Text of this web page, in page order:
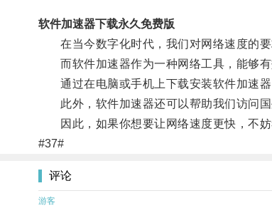
软件加速器下载永久免费版
在当今数字化时代，我们对网络速度的要
而软件加速器作为一种网络工具，能够有
通过在电脑或手机上下载安装软件加速器
此外，软件加速器还可以帮助我们访问国
因此，如果你想要让网络速度更快，不妨
#37#
评论
游客